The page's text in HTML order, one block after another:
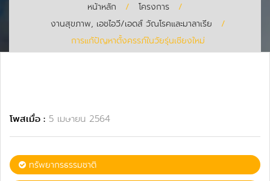
หน้าหลัก / โครงการ
/
งานสุขภาพ, เอชไอวี/เอดส์ วัณโรคและมาลาเรีย
/
การแก้ปัญหาตั้งครรภ์ในวัยรุ่นเชียงใหม่
โพสเมื่อ : 5 เมษายน 2564
ทรัพยากรธรรมชาติ